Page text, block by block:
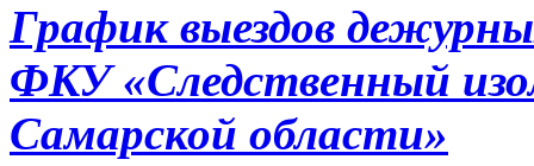
График выездов
ФКУ «Следственный
Самарской области»